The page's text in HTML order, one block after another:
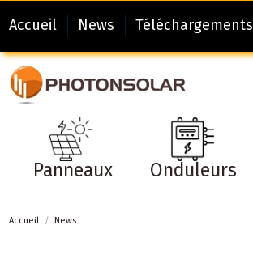
Accueil News Téléchargements
Panneaux Onduleurs
Accueil News